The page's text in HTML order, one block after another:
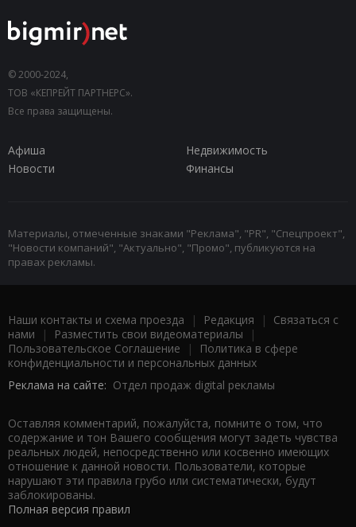
© 2000-2024,
ТОВ «КЕПРЕЙТ ПАРТНЕРС».
Все права защищены.
Афиша
Недвижимость
Новости
Финансы
Материалы, отмеченные знаками "Реклама", "PR", "Спецпроект",
"Новости компаний", "Актуально", "Промо", публикуются на
правах рекламы.
Наши контакты и схема проезда | Редакция | Связаться с
нами | Разместить свои видеоматериалы |
Пользовательское Соглашение |
Политика в сфере
конфиденциальности и персональных данных
Реклама на сайте: Отдел продаж digital рекламы
Оставляя комментарий, пожалуйста, помните о том, что
содержание и тон Вашего сообщения могут задеть чувства
реальных людей, непосредственно или косвенно имеющих
отношение к данной новости. Пользователи, которые
нарушают эти правила грубо или систематически, будут
заблокированы.
Полная версия правил